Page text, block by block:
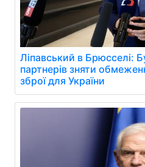
Ліпавський в Брюсселі:
партнерів зняти
зброї для України